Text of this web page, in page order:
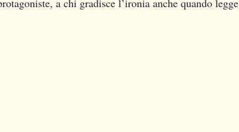
a chi gradisce l’ironia anche quando legge